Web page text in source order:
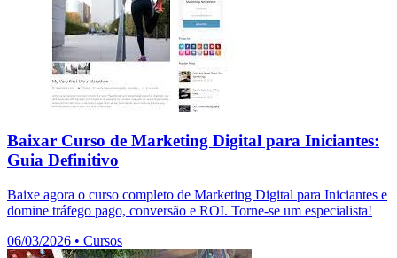
Baixar Curso de Marketing Digital para Iniciantes:
Guia Definitivo
Baixe agora o curso completo de Marketing Digital para Iniciantes e
domine tráfego pago, conversão e ROI. Torne-se um especialista!
06/03/2026 • Cursos